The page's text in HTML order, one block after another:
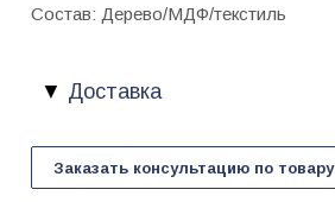
Состав: Дерево/МДФ/текстиль
Доставка
Заказать консультацию по товару